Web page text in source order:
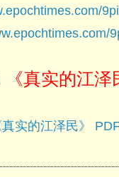
《真实的江泽
真实的江泽民》